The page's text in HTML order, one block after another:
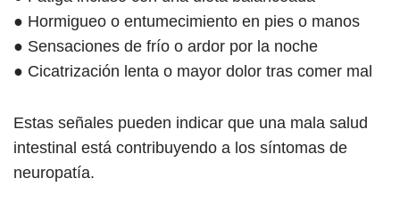
● Hormigueo o entumecimiento en pies o manos
● Sensaciones de frío o ardor por la noche
● Cicatrización lenta o mayor dolor tras comer mal
Estas señales pueden indicar que una mala salud
intestinal está contribuyendo a los síntomas de
neuropatía.